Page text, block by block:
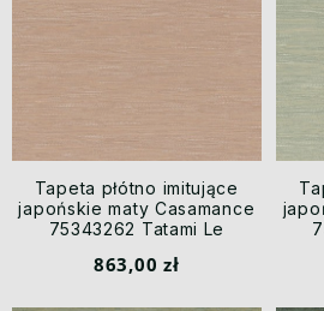
Tapeta płótno imitujące
japońskie maty Casamance
75343262 Tatami Le
863,00 zł